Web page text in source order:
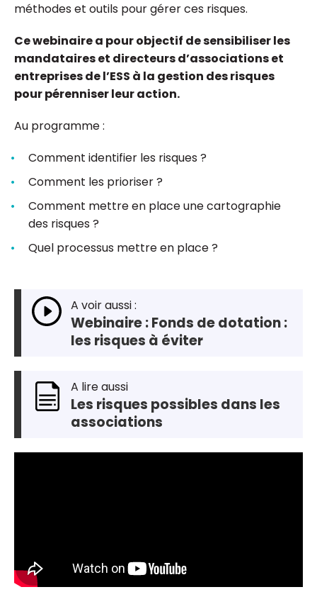
méthodes et outils pour gérer ces risques.
Ce webinaire a pour objectif de sensibiliser les
mandataires et directeurs d’associations et
entreprises de l’ESS à la gestion des risques
pour pérenniser leur action.
Au programme :
Comment identifier les risques ?
Comment les prioriser ?
Comment mettre en place une cartographie
des risques ?
Quel processus mettre en place ?
A voir aussi :
Webinaire : Fonds de dotation :
les risques à éviter
A lire aussi
Les risques possibles dans les
associations